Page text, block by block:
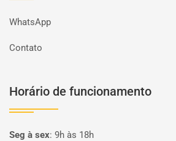
WhatsApp
Contato
Horário de funcionamento
Seg à sex: 9h às 18h